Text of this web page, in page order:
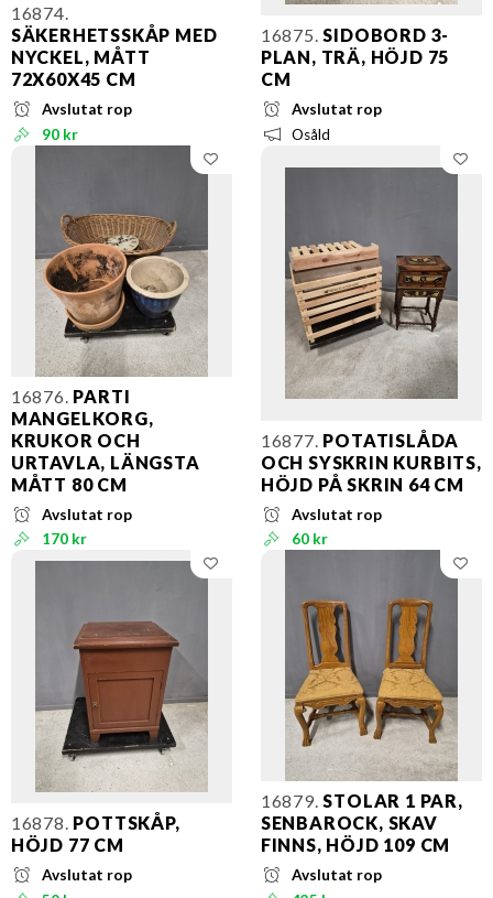
16874.
SÄKERHETSSKÅP MED
NYCKEL, MÅTT
72X60X45 CM
Avslutat rop
90 kr
16875. SIDOBORD 3-
PLAN, TRÄ, HÖJD 75
CM
Avslutat rop
Osåld
16876. PARTI
MANGELKORG,
KRUKOR OCH
URTAVLA, LÄNGSTA
MÅTT 80 CM
Avslutat rop
170 kr
16877. POTATISLÅDA
OCH SYSKRIN KURBITS,
HÖJD PÅ SKRIN 64 CM
Avslutat rop
60 kr
16878. POTTSKÅP,
HÖJD 77 CM
Avslutat rop
16879. STOLAR 1 PAR,
SENBAROCK, SKAV
FINNS, HÖJD 109 CM
Avslutat rop